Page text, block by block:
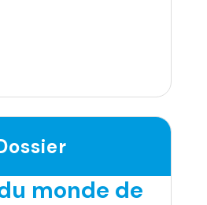
monde de